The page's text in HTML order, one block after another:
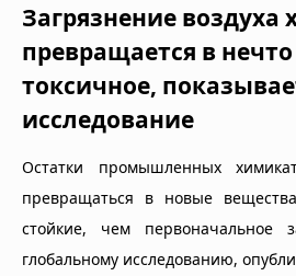
Загрязнение
превращается в
токсичное,
исследование
Остатки промышленных
превращаться в новые
стойкие, чем первоначальное
глобальному исследованию,